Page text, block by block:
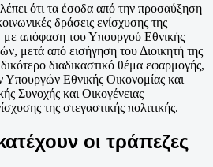
ότι τα έσοδα από την προσαύξηση
δράσεις ενίσχυσης της
με απόφαση του Υπουργού Εθνικής
μετά από εισήγηση του Διοικητή της
διαδικαστικό θέμα εφαρμογής,
Εθνικής Οικονομίας και
Συνοχής και Οικογένειας
της στεγαστικής πολιτικής.
οι τράπεζες